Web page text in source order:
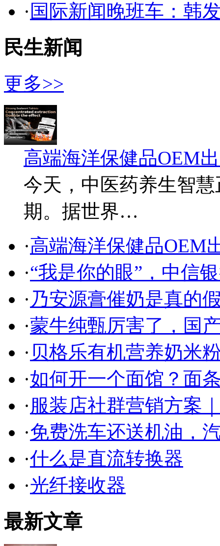
· 国际新闻晚班车：韩
民生新闻
更多>>
高端海洋保健品OEM
今天，中医药养生智
期。据世界…
·高端海洋保健品OEM
·“我是你的眼”，中信
· 乃安源膏催奶是真的
·蒙牛纯甄厉害了，国
· 贝格乐有机营养奶米
·如何开一个面馆？面
·服装店社群营销方案
·免费洗车还送机油，
·什么是直流转换器
·光纤接收器
最新文章